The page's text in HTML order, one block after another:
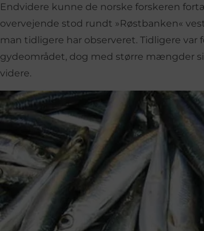
Endvidere kunne de norske forskeren
overvejende stod rundt »Røstbanken«
man tidligere har observeret. Tidligere
gydeområdet, dog med større mængder
videre.